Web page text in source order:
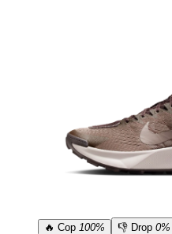
🔥 Cop 100% 👎 Drop 0%